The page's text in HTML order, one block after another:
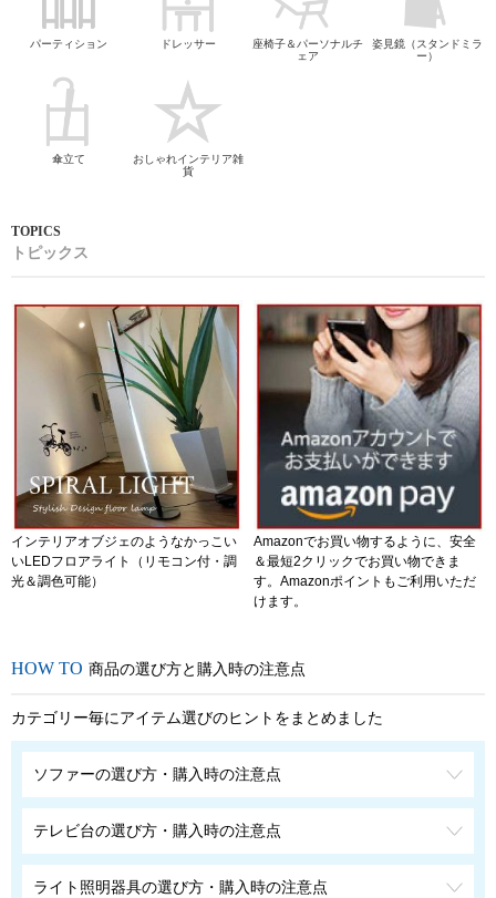
パーティション ドレッサー
座椅子＆パーソナルチ
ェア
姿見鏡（スタンドミラ
ー）
傘立て
おしゃれインテリア雑
貨
トピックス
インテリアオブジェのようなかっこい
いLEDフロアライト（リモコン付・調
光＆調色可能）
Amazonでお買い物するように、安全
＆最短2クリックでお買い物できま
す。Amazonポイントもご利用いただ
けます。
商品の選び方と購入時の注意点
カテゴリー毎にアイテム選びのヒントをまとめました
ソファーの選び方・購入時の注意点
テレビ台の選び方・購入時の注意点
ライト照明器具の選び方・購入時の注意点